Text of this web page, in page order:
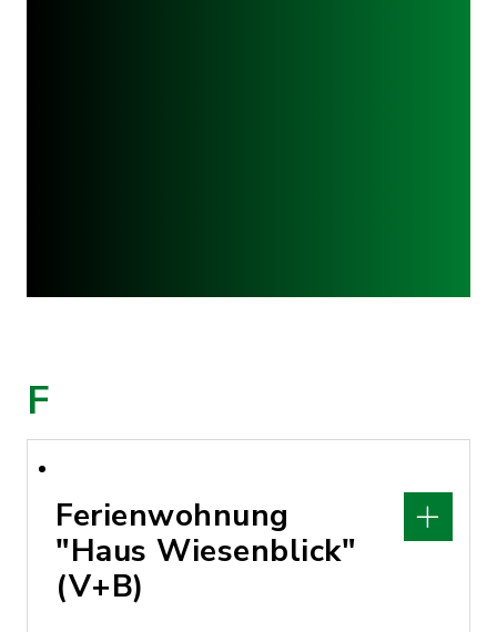
F
Ferienwohnung
"Haus Wiesenblick"
(V+B)